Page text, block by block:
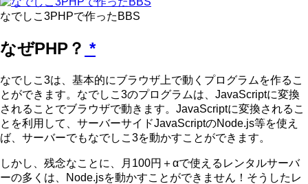
なでしこ3PHPで作ったBBS
なぜPHP？ *
なでしこ3は、基本的にブラウザ上で動くプログラムを作るこ
とができます。なでしこ3のプログラムは、JavaScriptに変換
されることでブラウザで動きます。JavaScriptに変換されるこ
とを利用して、サーバーサイドJavaScriptのNode.js等を使え
ば、サーバーでもなでしこ3を動かすことができます。
しかし、残念なことに、月100円＋αで使えるレンタルサーバ
ーの多くは、Node.jsを動かすことができません！そうしたレ